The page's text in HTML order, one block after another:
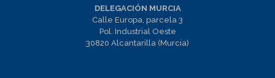
DELEGACIÓN MURCIA
Calle Europa, parcela 3
Pol. Industrial Oeste
30820 Alcantarilla (Murcia)